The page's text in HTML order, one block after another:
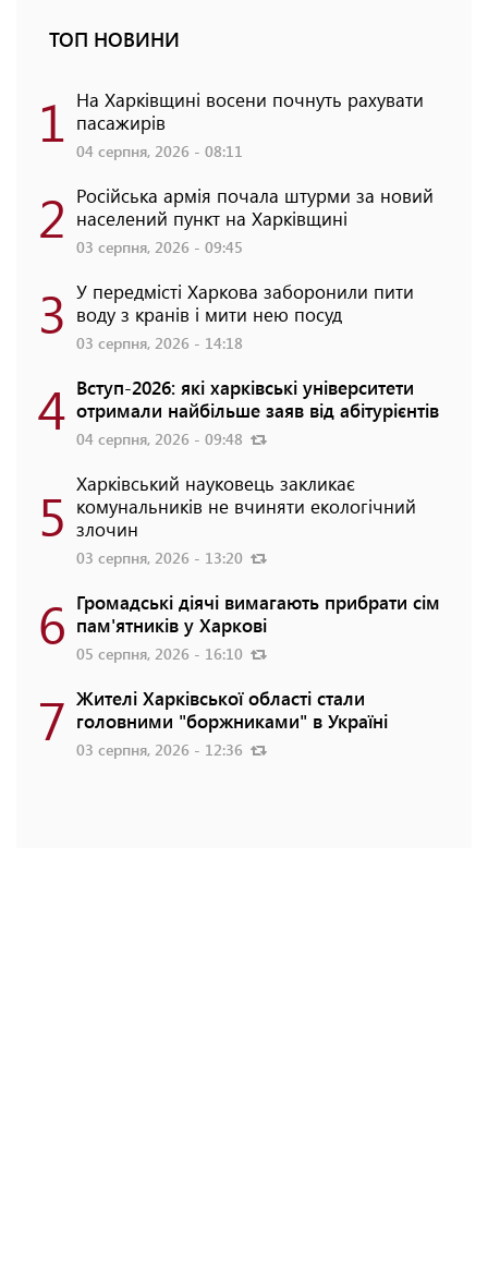
ТОП НОВИНИ
1 На Харківщині восени почнуть рахувати
пасажирів
04 серпня, 2026 - 08:11
2 Російська армія почала штурми за новий
населений пункт на Харківщині
03 серпня, 2026 - 09:45
3 У передмісті Харкова заборонили пити
воду з кранів і мити нею посуд
03 серпня, 2026 - 14:18
4 Вступ-2026: які харківські університети
отримали найбільше заяв від абітурієнтів
04 серпня, 2026 - 09:48
5 Харківський науковець закликає
комунальників не вчиняти екологічний
злочин
03 серпня, 2026 - 13:20
6 Громадські діячі вимагають прибрати сім
пам'ятників у Харкові
05 серпня, 2026 - 16:10
7 Жителі Харківської області стали
головними "боржниками" в Україні
03 серпня, 2026 - 12:36